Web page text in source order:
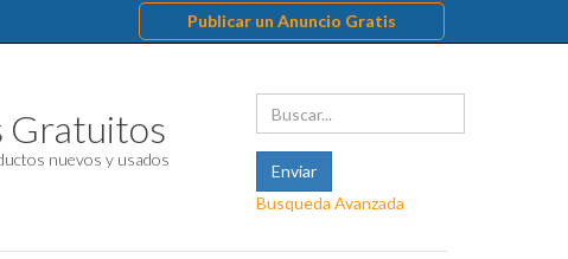
Publicar un Anuncio Gratis
Gratuitos
nuevos y usados
Busqueda Avanzada